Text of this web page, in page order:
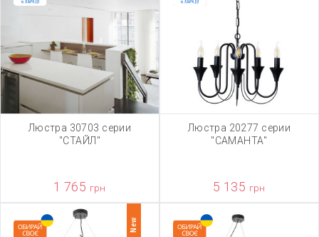
Люстра 30703 серии
"СТАЙЛ"
1 765 грн
Люстра 20277 серии
"САМАНТА"
5 135 грн
New